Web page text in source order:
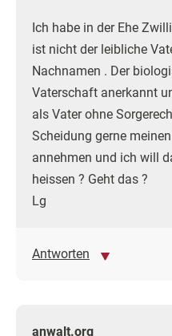
Ich habe in der Ehe
ist nicht der leibliche
Nachnamen . Der
Vaterschaft anerkannt
als Vater ohne
Scheidung gerne
annehmen und ich will
heissen ? Geht das ?
Lg
Antworten
anwalt.org